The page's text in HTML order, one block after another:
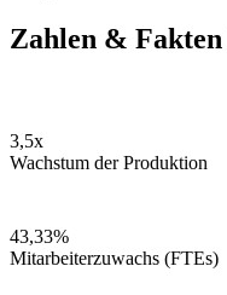
Zahlen & Fakten
3,5x
Wachstum der Produktion
43,33%
Mitarbeiterzuwachs (FTEs)